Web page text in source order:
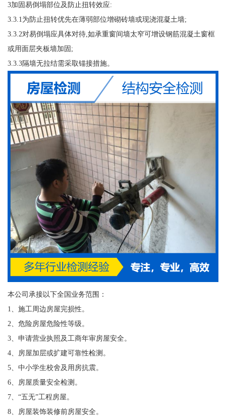
3加固易倒塌部位及防止扭转效应:
3.3.1为防止扭转优先在薄弱部位增砌砖墙或现浇混凝土墙;
3.3.2对易倒塌应具体对待,如承重窗间墙太窄可增设钢筋混凝土窗框
或用面层夹板墙加固;
3.3.3隔墙无拉结需采取锚接措施。
本公司承接以下全国业务范围：
1、施工周边房屋完损性。
2、危险房屋危险性等级。
3、申请营业执照及工商年审房屋安全。
4、房屋加层或扩建可靠性检测。
5、中小学生校舍及用房抗震。
6、房屋质量安全检测。
7、“五无”工程房屋。
8、房屋装饰装修前房屋安全。